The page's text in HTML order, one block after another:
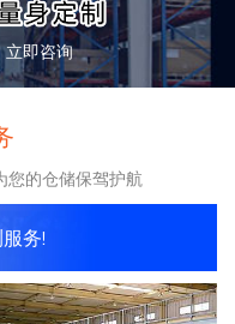
立即咨询
您的仓储保驾护航
务!